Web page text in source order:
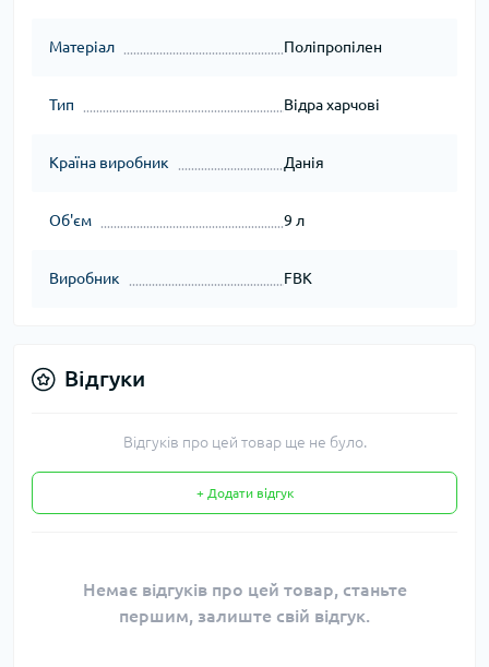
Матеріал Поліпропілен
Тип Відра харчові
Країна виробник Данія
Об'єм 9 л
Виробник FBK
Відгуки
Відгуків про цей товар ще не було.
+ Додати відгук
Немає відгуків про цей товар, станьте
першим, залиште свій відгук.